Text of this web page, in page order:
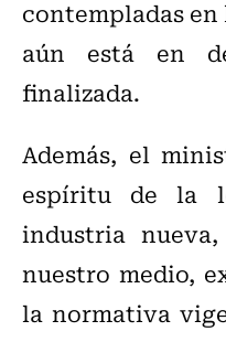
contempladas
aún está en
finalizada.
Además, el
espíritu de la
industria
nuestro medio,
la normativa